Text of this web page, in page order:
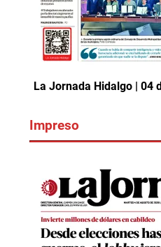
La Jornada Hidalgo | 04
Impreso